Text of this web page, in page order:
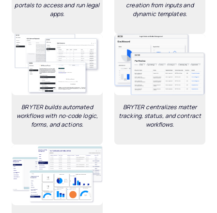
portals to access and run legal
apps.
creation from inputs and
dynamic templates.
BRYTER builds automated
workflows with no-code logic,
forms, and actions.
BRYTER centralizes matter
tracking, status, and contract
workflows.